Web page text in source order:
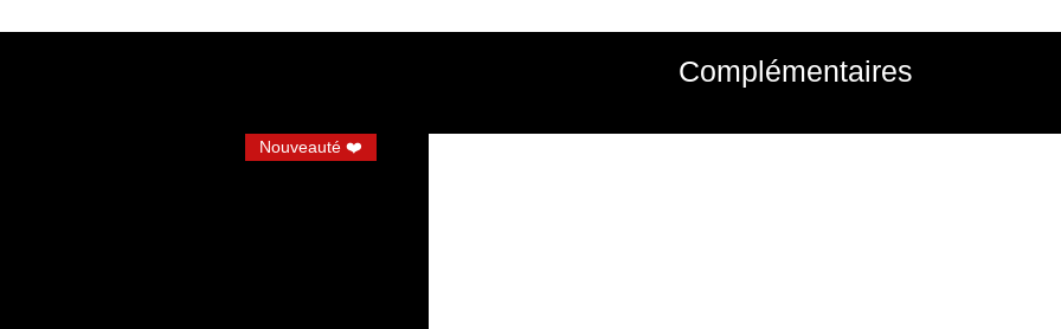
Complémentaires
Nouveauté ❤️